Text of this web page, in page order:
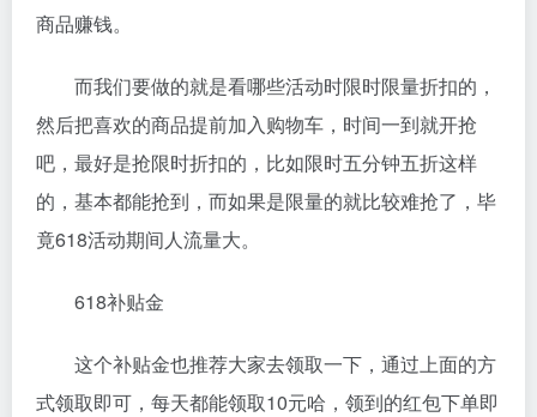
商品赚钱。
而我们要做的就是看哪些活动时限时限量折扣的，
然后把喜欢的商品提前加入购物车，时间一到就开抢
吧，最好是抢限时折扣的，比如限时五分钟五折这样
的，基本都能抢到，而如果是限量的就比较难抢了，毕
竟618活动期间人流量大。
618补贴金
这个补贴金也推荐大家去领取一下，通过上面的方
式领取即可，每天都能领取10元哈，领到的红包下单即